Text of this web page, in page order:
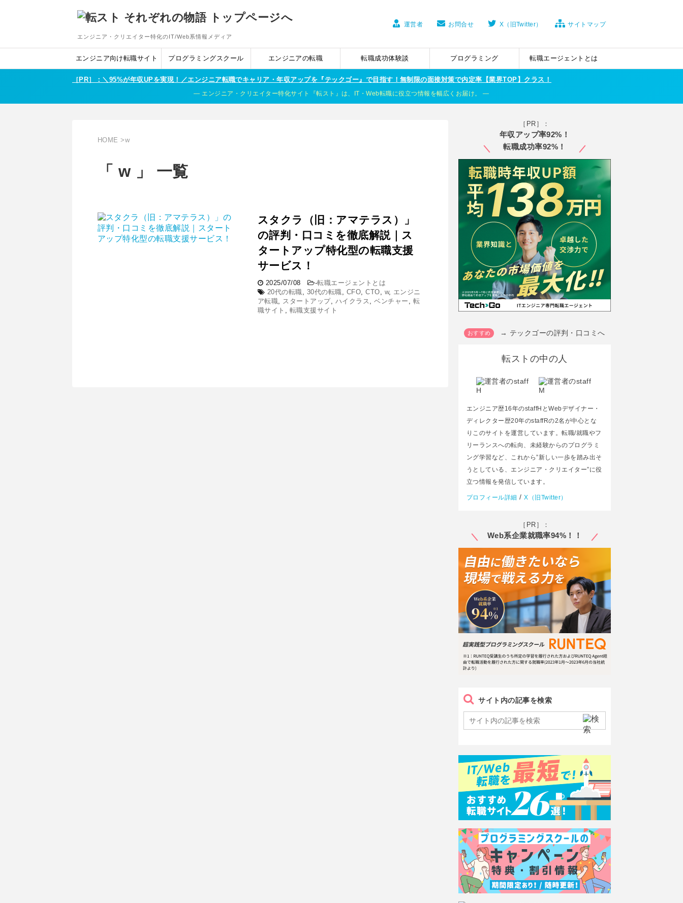
エンジニア・クリエイター特化のIT/Web系情報メディア
運営者 お問合せ X（旧Twitter） サイトマップ
エンジニア向け転職サイト プログラミングスクール エンジニアの転職 転職成功体験談 プログラミング 転職エージェントとは
［PR］：＼95%が年収UPを実現！／エンジニア転職でキャリア・年収アップを『テックゴー』で目指す！無制限の面接対策で内定率【業界TOP】クラス！
エンジニア・クリエイター特化サイト『転スト』は、IT・Web転職に役立つ情報を幅広くお届け。
HOME >w
「 w 」 一覧
スタクラ（旧：アマテラス）」
の評判・口コミを徹底解説｜ス
タートアップ特化型の転職支援
サービス！
2025/07/08 -転職エージェントとは
20代の転職, 30代の転職, CFO,CTO, w, エンジニ
ア転職, スタートアップ, ハイクラス ,ベンチャー , 転
職サイト , 転職支援サイト
［PR］：
年収アップ率92%！
転職成功率92%！
→ テックゴーの評判・口コミへ
転ストの中の人
エンジニア歴16年のstaffHとWebデザイナー・
ディレクター歴20年のstaffRの2名が中心とな
りこのサイトを運営しています。転職/就職やフ
リーランスへの転向、未経験からのプログラミ
ング学習など、これから”新しい一歩を踏み出そ
うとしている、エンジニア・クリエイター”に役
立つ情報を発信しています。
プロフィール詳細 /X（旧Twitter）
［PR］：
Web系企業就職率94%！！
サイト内の記事を検索